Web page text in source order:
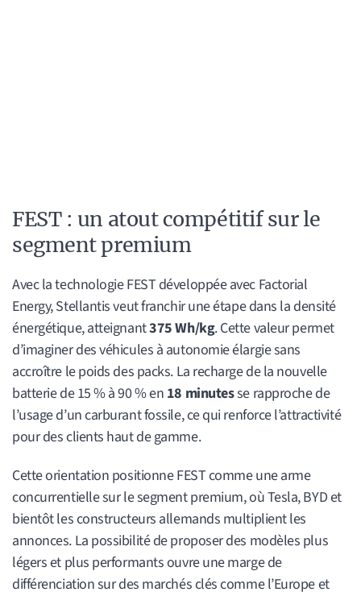
FEST : un atout compétitif sur le
segment premium
Avec la technologie FEST développée avec Factorial
Energy, Stellantis veut franchir une étape dans la densité
énergétique, atteignant375 Wh/kg. Cette valeur permet
d’imaginer des véhicules à autonomie élargie sans
accroître le poids des packs. La recharge de la nouvelle
batterie de 15 % à 90 % en 18 minutesse rapproche de
l’usage d’un carburant fossile, ce qui renforce l’attractivité
pour des clients haut de gamme.
Cette orientation positionne FEST comme une arme
concurrentielle sur le segment premium, où Tesla, BYD et
bientôt les constructeurs allemands multiplient les
annonces. La possibilité de proposer des modèles plus
légers et plus performants ouvre une marge de
différenciation sur des marchés clés comme l’Europe et